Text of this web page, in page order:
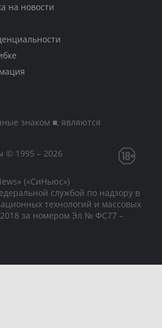
на новости
знаком ■, являются
1995 – 2026
(«СиНьюс»)
службой по надзору в
технологий и массовых
за номером Эл № ФС77 –